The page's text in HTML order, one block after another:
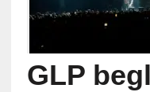
GLP